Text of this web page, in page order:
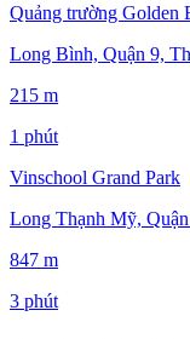
Quảng trường Golden
Long Bình, Quận 9,
215 m
1 phút
Vinschool Grand Park
Long Thạnh Mỹ,
847 m
3 phút